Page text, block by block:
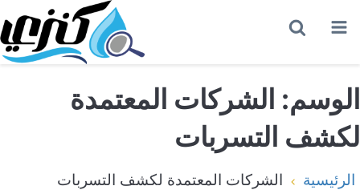
القائمة
الوسم: الشركات المعتمدة
لكشف التسربات
الرئيسية الشركات المعتمدة لكشف التسربات